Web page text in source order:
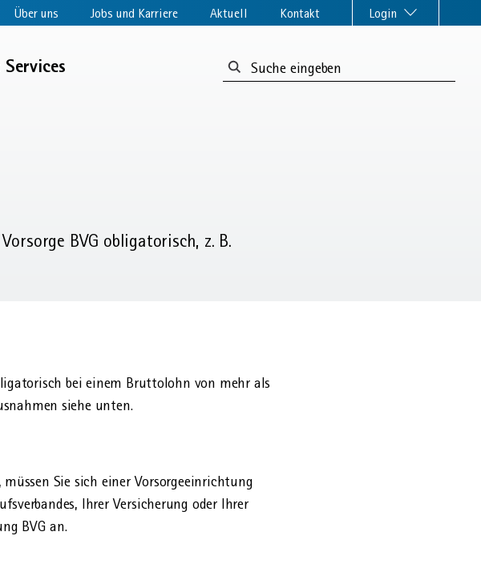
Über uns Jobs und Karriere Aktuell Kontakt Login
Suchformular:
BVG obligatorisch, z. B.
bei einem Brutto­lohn von mehr als
siehe unten.
Sie sich einer Vorsorge­einrichtung
Ihrer Versicherung oder Ihrer
BVG an.